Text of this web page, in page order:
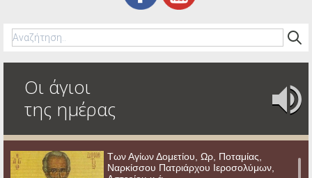
Οι άγιοι
της ημέρας
Των Αγίων Δομετίου, Ωρ, Ποταμίας,
Ναρκίσσου Πατριάρχου Ιεροσολύμων,